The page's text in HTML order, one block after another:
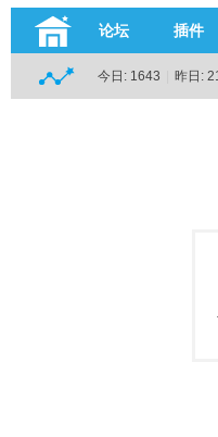
论坛 插件
今日: 1643 昨日: